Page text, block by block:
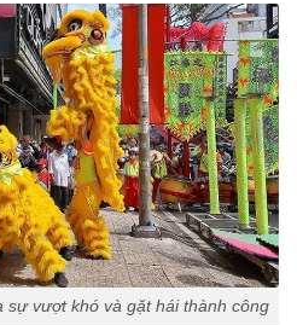
sự vượt khó và gặt hái thành công